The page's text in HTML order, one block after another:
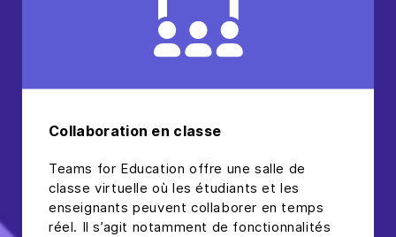
Collaboration en classe
Teams for Education offre une salle de
classe virtuelle où les étudiants et les
enseignants peuvent collaborer en temps
réel. Il s’agit notamment de fonctionnalités